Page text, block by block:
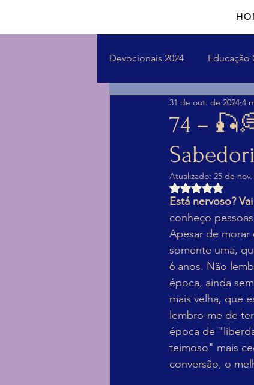
Devocionais 2024 Educação
74 –
31 de out. de 2024 4
Atualizado: 25 de
Avaliado com
Está nervoso?
conheço
Apesar de morar
somente uma,
6 anos. Não
época, ainda
mais velha, que
lembro-me de
época de
teimoso" mais
conversão, o